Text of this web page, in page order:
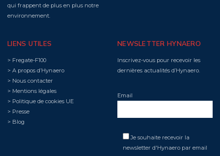
qui frappent de plus en plus notre
environnement.
LIENS UTILES
> Fregate-F100
> A propos d’Hynaero
> Nous contacter
> Mentions légales
> Politique de cookies UE
> Presse
> Blog
NEWSLETTER HYNAERO
Inscrivez-vous pour recevoir les
dernières actualités d’Hynaero.
Email
Je souhaite recevoir la
newsletter d'Hynaero par email